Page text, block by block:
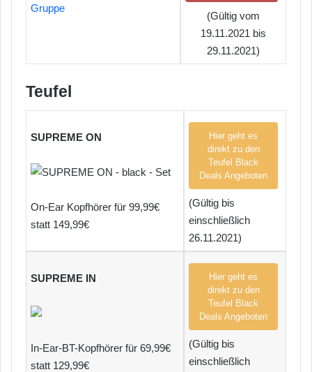
Gruppe
(Gültig vom
19.11.2021 bis
29.11.2021)
Teufel
SUPREME ON
On-Ear Kopfhörer für 99,99€
statt 149,99€
Hier geht es
direkt zu den
Teufel Black
Deals Angeboten
(Gültig bis
einschließlich
26.11.2021)
SUPREME IN
In-Ear-BT-Kopfhörer für 69,99€
statt 129,99€
Hier geht es
direkt zu den
Teufel Black
Deals Angeboten
(Gültig bis
einschließlich